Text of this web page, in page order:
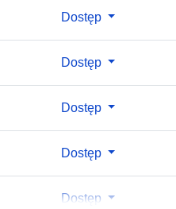
Dostęp
Dostęp
Dostęp
Dostęp
Dostęp